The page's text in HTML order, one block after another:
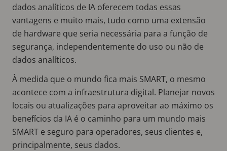
dados analíticos de IA oferecem todas essas
vantagens e muito mais, tudo como uma extensão
de hardware que seria necessária para a função de
segurança, independentemente do uso ou não de
dados analíticos.
À medida que o mundo fica mais SMART, o mesmo
acontece com a infraestrutura digital. Planejar novos
locais ou atualizações para aproveitar ao máximo os
benefícios da IA é o caminho para um mundo mais
SMART e seguro para operadores, seus clientes e,
principalmente, seus dados.